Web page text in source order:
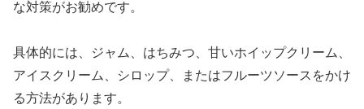
な対策がお勧めです。
具体的には、ジャム、はちみつ、甘いホイップクリーム、
アイスクリーム、シロップ、またはフルーツソースをかけ
る方法があります。